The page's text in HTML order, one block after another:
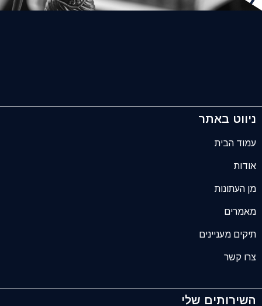
ניווט באתר
עמוד הבית
אודות
מן העתונות
מאמרים
תיקים מעניינים
צרו קשר
השירותים שלי